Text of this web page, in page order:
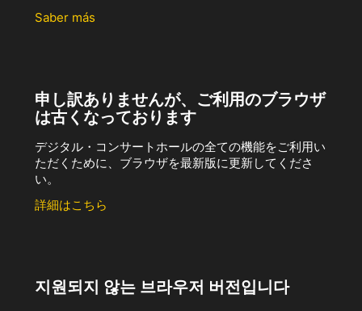
Saber más
申し訳ありませんが、ご利用のブラウザ
は古くなっております
デジタル・コンサートホールの全ての機能をご利用い
ただくために、ブラウザを最新版に更新してくださ
い。
詳細はこちら
지원되지 않는 브라우저 버전입니다